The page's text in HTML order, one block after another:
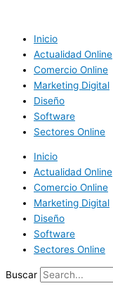
contenido
Inicio
Actualidad Online
Comercio Online
Marketing Digital
Diseño
Software
Sectores Online
Inicio
Actualidad Online
Comercio Online
Marketing Digital
Diseño
Software
Sectores Online
Buscar